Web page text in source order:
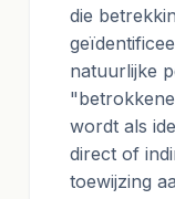
die
natuurlijke
wordt als
direct of
toewijzing